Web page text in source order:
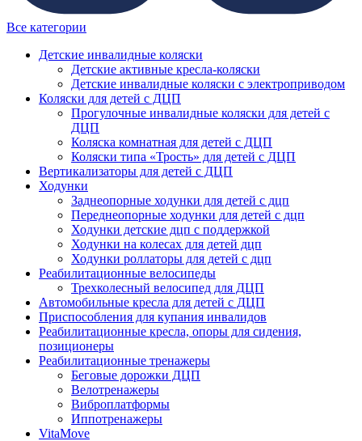
Все категории
Детские инвалидные коляски
Детские активные кресла-коляски
Детские инвалидные коляски с электроприводом
Коляски для детей с ДЦП
Прогулочные инвалидные коляски для детей с
ДЦП
Коляска комнатная для детей с ДЦП
Коляски типа «Трость» для детей с ДЦП
Вертикализаторы для детей с ДЦП
Ходунки
Заднеопорные ходунки для детей с дцп
Переднеопорные ходунки для детей с дцп
Ходунки детские дцп с поддержкой
Ходунки на колесах для детей дцп
Ходунки роллаторы для детей с дцп
Реабилитационные велосипеды
Трехколесный велосипед для ДЦП
Автомобильные кресла для детей с ДЦП
Приспособления для купания инвалидов
Реабилитационные кресла, опоры для сидения,
позиционеры
Реабилитационные тренажеры
Беговые дорожки ДЦП
Велотренажеры
Виброплатформы
Иппотренажеры
VitaMove